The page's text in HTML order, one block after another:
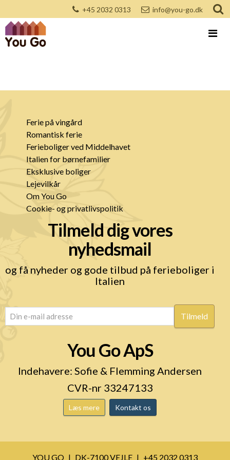
+45 2032 0313 info@you-go.dk
Ferie på vingård
Romantisk ferie
Ferieboliger ved Middelhavet
Italien for børnefamilier
Eksklusive boliger
Lejevilkår
Om You Go
Cookie- og privatlivspolitik
Tilmeld dig vores
nyhedsmail
og få nyheder og gode tilbud på ferieboliger i
Italien
(Påkrævet)
You Go ApS
Indehavere: Sofie & Flemming Andersen
CVR-nr 33247133
Læs mere Kontakt os
YOU GO DK-7100 VEJLE +45 2032 0313